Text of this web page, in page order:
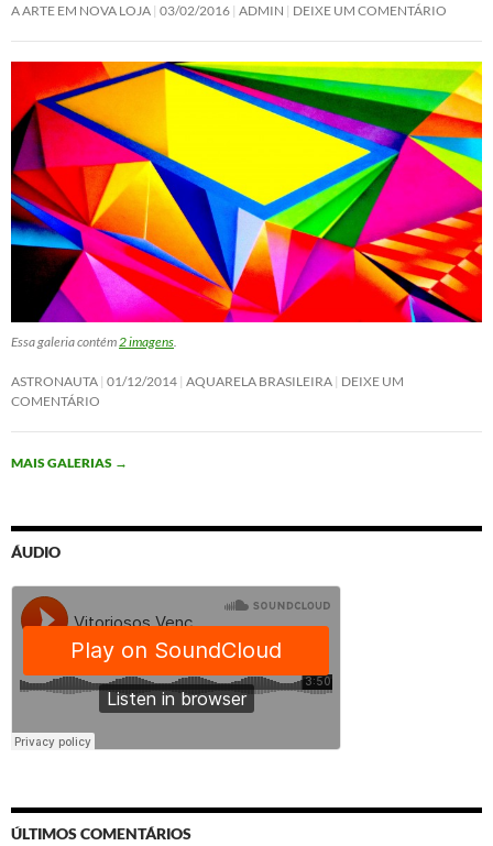
A ARTE EM NOVA LOJA 03/02/2016 ADMIN DEIXE UM COMENTÁRIO
Essa galeria contém 2 imagens
ASTRONAUTA 01/12/2014 AQUARELA BRASILEIRA DEIXE UM
COMENTÁRIO
MAIS GALERIAS →
ÁUDIO
ÚLTIMOS COMENTÁRIOS